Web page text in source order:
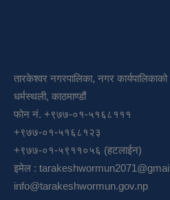
तारकेश्वर नगरपालिका, नगर कार्यपालिकाको
धर्मस्थली, काठमाण्डौं
फोन नं. +९७७-०१-५१६८१११
+९७७-०१-५१६८१२३
+९७७-०१-५९११०५६ (हटलाईन)
इमेल :
info@tarakeshwormun.gov.np